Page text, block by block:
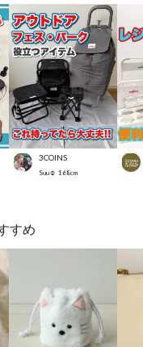
3COINS
Suu☺︎ 168cm
すめ